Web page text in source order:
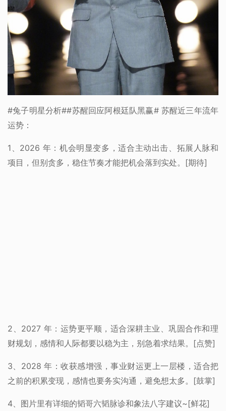
#兔子明星分析##苏醒回应阿根廷队黑赢# 苏醒近三年流年
运势：
1、2026 年：机会明显变多，适合主动出击、拓展人脉和
项目，但别贪多，稳住节奏才能把机会落到实处。[期待]
2、2027 年：运势更平顺，适合深耕主业、巩固合作和理
财规划，感情和人际都要以稳为主，别急着求结果。[点赞]
3、2028 年：收获感增强，事业财运更上一层楼，适合把
之前的积累变现，感情也要务实沟通，避免想太多。[鼓掌]
4、图片里有详细的韬哥六韬脉诊和象法八字建议~[鲜花]